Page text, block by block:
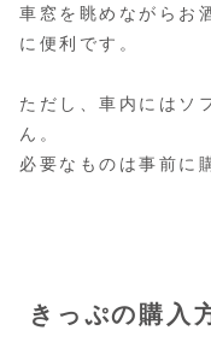
車窓を眺めながらお
に便利です。
ただし、車内にはソ
ん。
必要なものは事前に
きっぷの購入